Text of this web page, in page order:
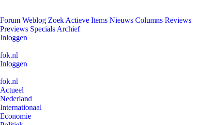
Forum Weblog Zoek Actieve Items Nieuws Columns Reviews
Previews Specials Archief
Inloggen
fok.nl
Inloggen
fok.nl
Actueel
Nederland
Internationaal
Economie